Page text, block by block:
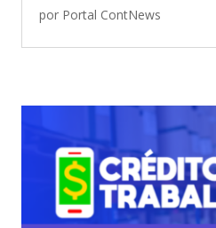
por Portal ContNews